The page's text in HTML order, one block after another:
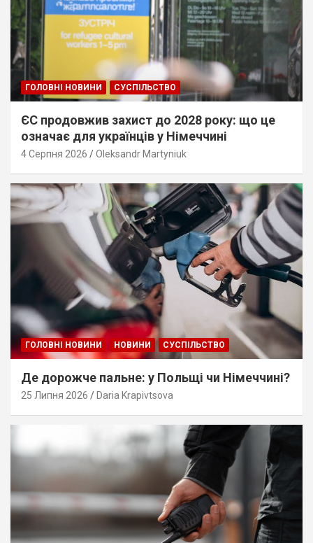
ГОЛОВНІ НОВИНИ СУСПІЛЬСТВО
ЄС продовжив захист до 2028 року: що це
означає для українців у Німеччині
4 Серпня 2026 Oleksandr Martyniuk
ГОЛОВНІ НОВИНИ НОВИНИ СУСПІЛЬСТВО
Де дорожче пальне: у Польщі чи Німеччині?
25 Липня 2026 Daria Krapivtsova